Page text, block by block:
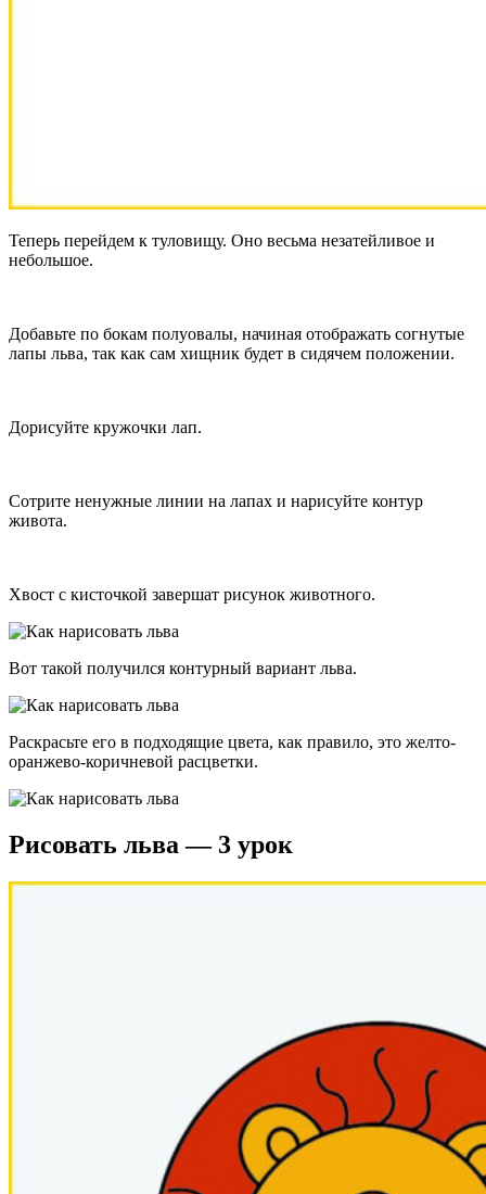
Теперь перейдем к туловищу. Оно весьма незатейливое и
небольшое.
Добавьте по бокам полуовалы, начиная отображать согнутые
лапы льва, так как сам хищник будет в сидячем положении.
Дорисуйте кружочки лап.
Сотрите ненужные линии на лапах и нарисуйте контур
живота.
Хвост с кисточкой завершат рисунок животного.
Вот такой получился контурный вариант льва.
Раскрасьте его в подходящие цвета, как правило, это желто-
оранжево-коричневой расцветки.
Рисовать льва — 3 урок